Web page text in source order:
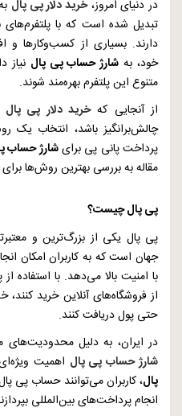
در دنیای امروز،خرید دلار پی پال
تبدیل شده است که با پلتفرم‌های
دارند. بسیاری از کسب‌وکارها و
خود، به شارژ حساب پی پال نیاز
متنوع این پلتفرم بهره‌مند شوند.
از آنجایی کهخرید دلار پی پال
چالش‌برانگیز باشد، انتخاب
پرداخت پانی پی برایشارژ حساب
مقاله به بررسی بهترین روش‌ها برای
پی پال چیست؟
پی پال یکی از بزرگ‌ترین و
جهان است که به کاربران امکان
با امنیت بالا می‌دهد. با استفاده
از فروشگاه‌های آنلاین خرید
حتی پول دریافت کنند.
در ایران، به دلیل محدودیت‌های
شارژ حساب پی پال اهمیت
پال، کاربران می‌توانند حساب پی
انجام پرداخت‌های بین‌المللی